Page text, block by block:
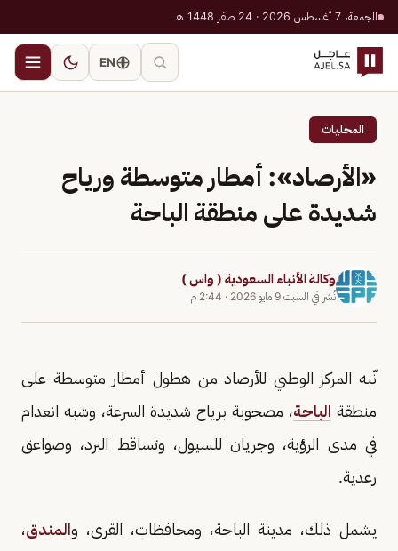
الجمعة، 7 أغسطس 2026 · 24 صفر 1448 هـ
EN
المحليات
«الأرصاد»: أمطار متوسطة ورياح
شديدة على منطقة الباحة
وكالة الأنباء السعودية ( واس )
نُشر في السبت 9 مايو 2026 · 2:44 م
نّبه المركز الوطني للأرصاد من هطول أمطار متوسطة على
منطقة الباحة، مصحوبة برياح شديدة السرعة، وشبه انعدام
في مدى الرؤية، وجريان للسيول، وتساقط البرد، وصواعق
رعدية.
يشمل ذلك، مدينة الباحة، ومحافظات، القرى، والمندق،